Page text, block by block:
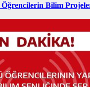
Öğrencilerin Bilim